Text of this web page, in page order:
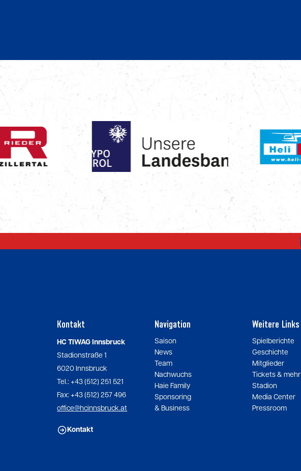
Kontakt
HC TIWAG Innsbruck
Stadionstraße 1
6020 Innsbruck
Tel.: +43 (512) 251 521
Fax: +43 (512) 257 496
office@hcinnsbruck.at
Kontakt
Navigation
Saison
News
Team
Nachwuchs
Haie Family
Sponsoring
& Business
Weitere Links
Spielberichte
Geschichte
Mitglieder
Tickets & mehr
Stadion
Media Center
Pressroom